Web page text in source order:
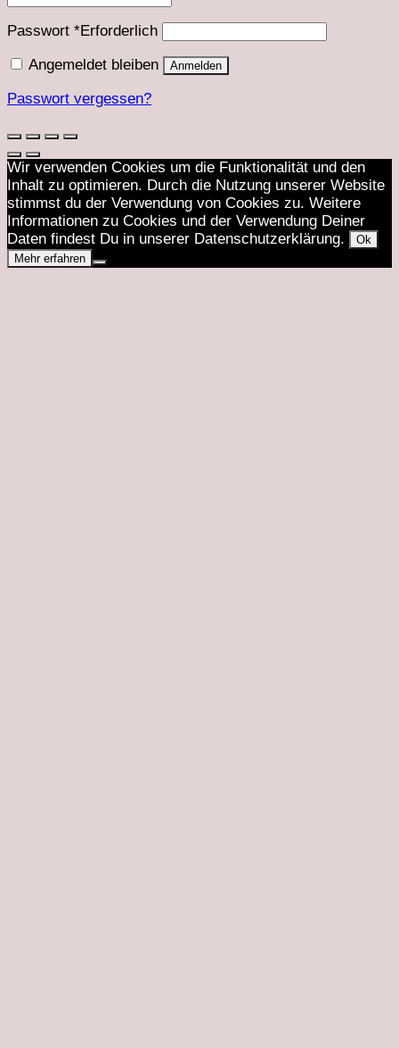
Passwort *Erforderlich
Angemeldet bleiben Anmelden
Passwort vergessen?
Wir verwenden Cookies um die Funktionalität und den
Inhalt zu optimieren. Durch die Nutzung unserer Website
stimmst du der Verwendung von Cookies zu. Weitere
Informationen zu Cookies und der Verwendung Deiner
Daten findest Du in unserer Datenschutzerklärung.
Ok
Mehr erfahren